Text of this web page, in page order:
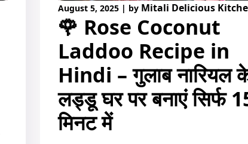
August 5, 2025 | by Mitali Delicious
🌹 Rose Coconut
Laddoo Recipe in
Hindi – गुलाब नारियल
लड्डू घर पर बनाएं सिर्फ
मिनट में